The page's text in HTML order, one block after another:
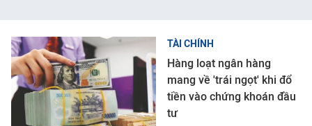
TÀI CHÍNH
Hàng loạt ngân hàng
mang về 'trái ngọt' khi đổ
tiền vào chứng khoán đầu
tư